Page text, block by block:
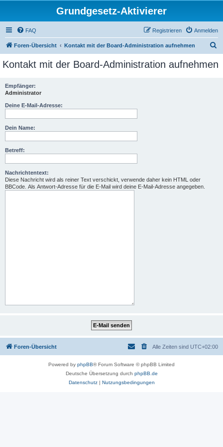
Grundgesetz-Aktivierer
FAQ Anmelden
Registrieren
Foren-Übersicht Kontakt mit der Board-Administration aufnehmen
c
Kontakt mit der Board-Administration aufnehmen
Empfänger:
Administrator
Deine E-Mail-Adresse:
Dein Name:
Betreff:
Nachrichtentext:
Diese Nachricht wird als reiner Text verschickt, verwende daher kein HTML oder
BBCode. Als Antwort-Adresse für die E-Mail wird deine E-Mail-Adresse angegeben.
Foren-Übersicht Alle Zeiten sind UTC+02:00
Powered by phpBB® Forum Software © phpBB Limited
Deutsche Übersetzung durch phpBB.de
Datenschutz| Nutzungsbedingungen